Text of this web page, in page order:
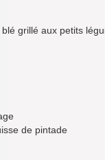
grillé aux petits
de pintade